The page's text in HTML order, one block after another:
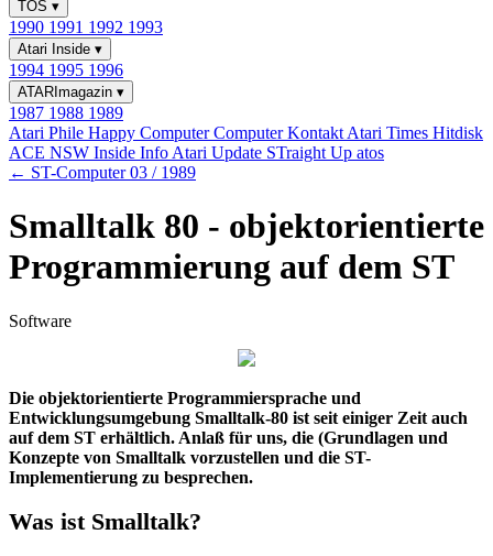
TOS ▾
1990 1991 1992 1993
Atari Inside ▾
1994 1995 1996
ATARImagazin ▾
1987 1988 1989
Atari Phile Happy ComputerComputer Kontakt Atari Times Hitdisk
ACE NSW Inside Info Atari Update STraight Up atos
← ST-Computer 03 / 1989
Smalltalk 80 - objektorientierte
Programmierung auf dem ST
Software
Die objektorientierte Programmiersprache und
Entwicklungsumgebung Smalltalk-80 ist seit einiger Zeit auch
auf dem ST erhältlich. Anlaß für uns, die (Grundlagen und
Konzepte von Smalltalk vorzustellen und die ST-
Implementierung zu besprechen.
Was ist Smalltalk?